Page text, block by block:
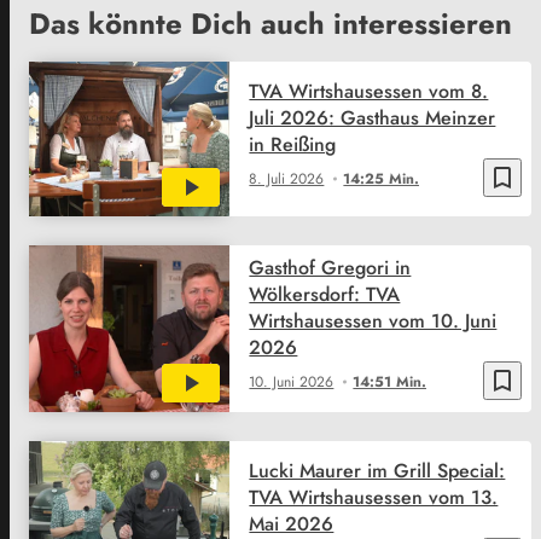
Das könnte Dich auch interessieren
bookmark_border
8. Juli 2026 14:25 Min.
TVA Wirtshausessen vom 8.
Juli 2026: Gasthaus Meinzer
in Reißing
bookmark_border
10. Juni 2026 14:51 Min.
Gasthof Gregori in
Wölkersdorf: TVA
Wirtshausessen vom 10. Juni
2026
Lucki Maurer im Grill Special:
TVA Wirtshausessen vom 13.
Mai 2026